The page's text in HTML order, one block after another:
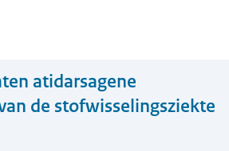
atidarsagene
de stofwisselingsziekte